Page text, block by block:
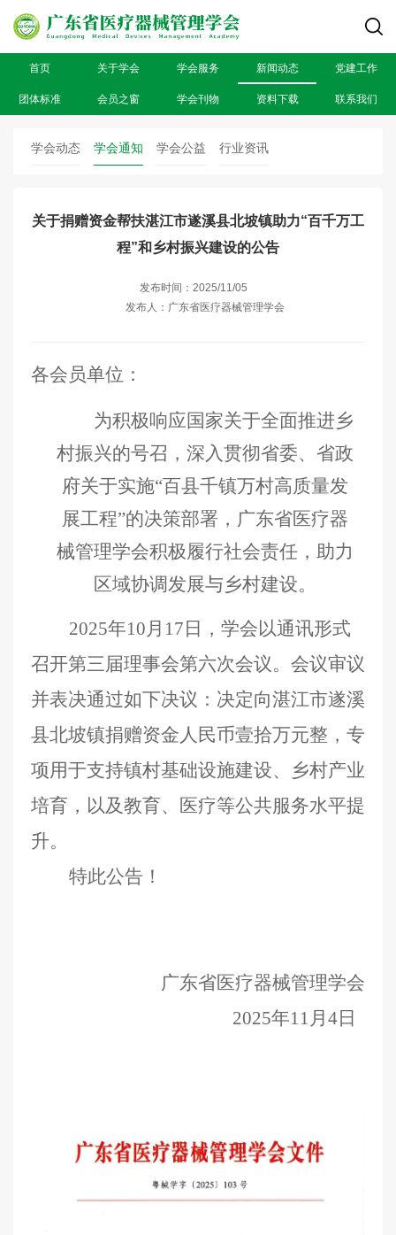
首页 关于学会 学会服务 新闻动态 党建工作
团体标准 会员之窗 学会刊物 资料下载 联系我们
学会动态 学会通知 学会公益 行业资讯
关于捐赠资金帮扶湛江市遂溪县北坡镇助力“百千万工
程”和乡村振兴建设的公告
发布时间：2025/11/05
发布人：广东省医疗器械管理学会
各会员单位 ：
为积极响应国家关于全面推进乡
村振兴的号召，深入贯彻省委、省政
府关于实施“百县千镇万村高质量发
展工程”的决策部署，广东省医疗器
械管理学会积极履行社会责任，助力
区域协调发展与乡村建设。
2025年10 月 17 日 ，学会以通讯形式
召开第三 届理事会第六次会议。 会议审议
并表决通过如下决议： 决定向湛江市遂溪
县北坡镇捐赠资金人民币壹拾万元整，专
项用于支持镇村基础设施建设、乡村产业
培育，以及教育、医疗等公共服务水平提
升。
特此公告 ！
广东省医疗器械管理学会
2025年11 月 4日